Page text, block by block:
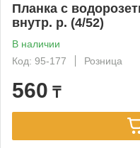
Планка с
внутр. р. (4/52)
В наличии
Код: 95-177
Розница
560 ₸